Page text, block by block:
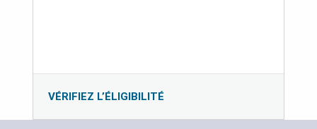
VÉRIFIEZ L’ÉLIGIBILITÉ